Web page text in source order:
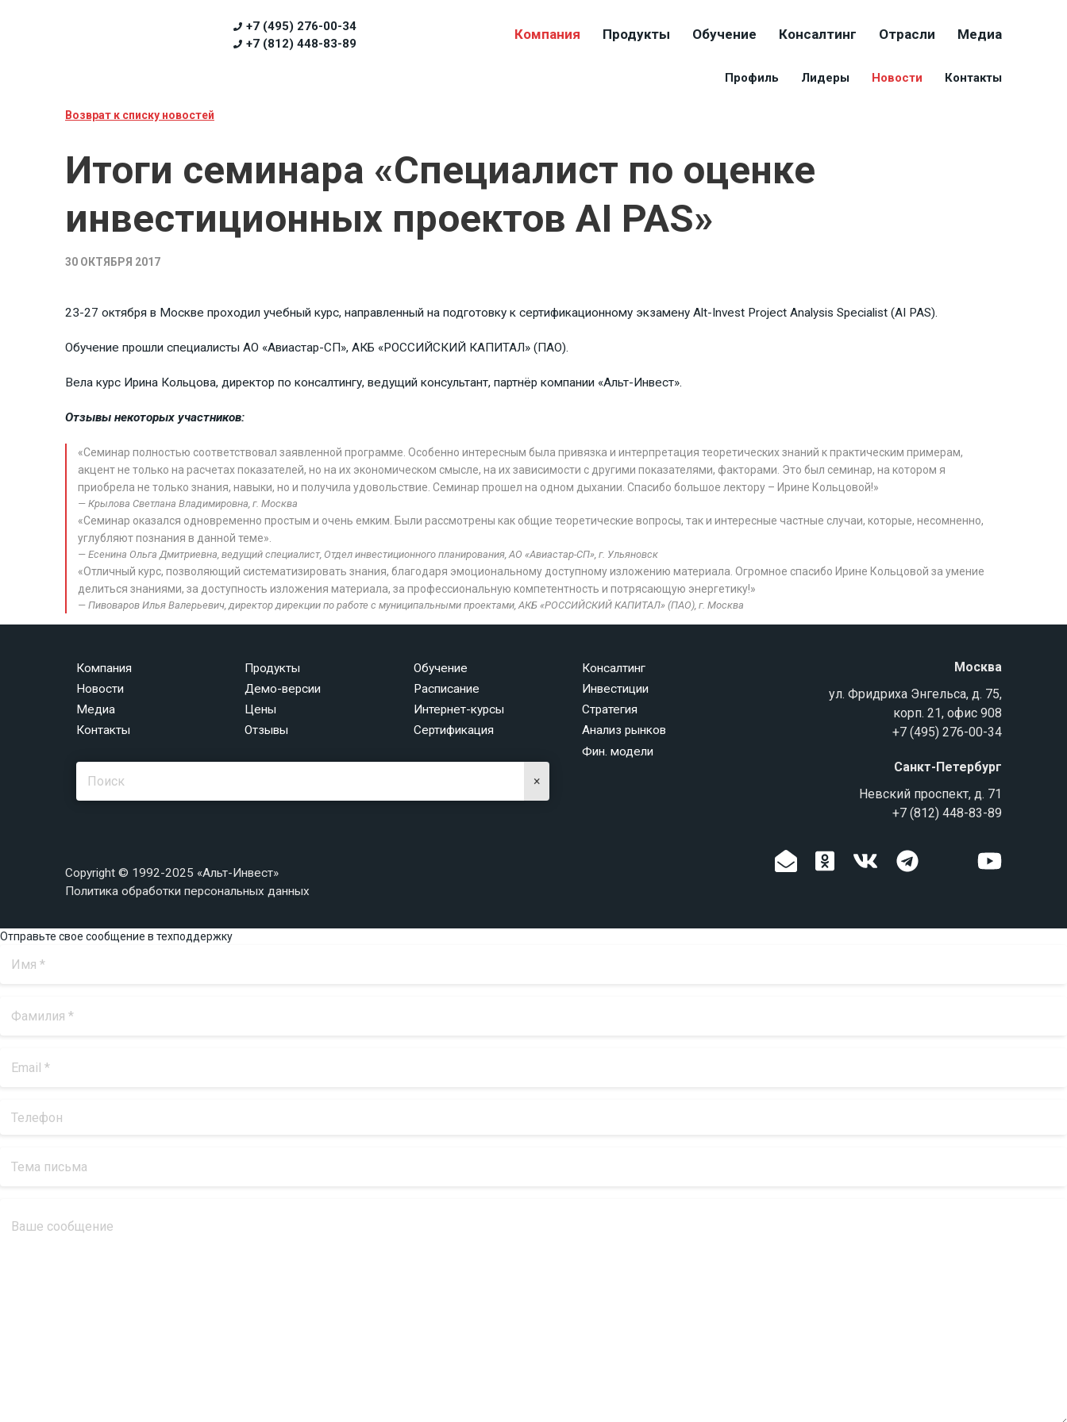
+7 (495) 276-00-34
+7 (812) 448-83-89
Компания Продукты Обучение Консалтинг Отрасли Медиа
Профиль Лидеры Новости Контакты
Возврат к списку новостей
Итоги семинара «Специалист по оценке
инвестиционных проектов AI PAS»
30 ОКТЯБРЯ 2017
23-27 октября в Москве проходил учебный курс, направленный на подготовку к сертификационному экзамену Alt-Invest Project Analysis Specialist (AI PAS).
Обучение прошли специалисты АО «Авиастар-СП», АКБ «РОССИЙСКИЙ КАПИТАЛ» (ПАО).
Вела курс Ирина Кольцова, директор по консалтингу, ведущий консультант, партнёр компании «Альт-Инвест».
Отзывы некоторых участников:
«Семинар полностью соответствовал заявленной программе. Особенно интересным была привязка и интерпретация теоретических знаний к практическим примерам,
акцент не только на расчетах показателей, но на их экономическом смысле, на их зависимости с другими показателями, факторами. Это был семинар, на котором я
приобрела не только знания, навыки, но и получила удовольствие. Семинар прошел на одном дыхании. Спасибо большое лектору – Ирине Кольцовой!»
Крылова Светлана Владимировна, г. Москва
«Семинар оказался одновременно простым и очень емким. Были рассмотрены как общие теоретические вопросы, так и интересные частные случаи, которые, несомненно,
углубляют познания в данной теме».
Есенина Ольга Дмитриевна, ведущий специалист, Отдел инвестиционного планирования, АО «Авиастар-СП», г. Ульяновск
«Отличный курс, позволяющий систематизировать знания, благодаря эмоциональному доступному изложению материала. Огромное спасибо Ирине Кольцовой за умение
делиться знаниями, за доступность изложения материала, за профессиональную компетентность и потрясающую энергетику!»
Пивоваров Илья Валерьевич, директор дирекции по работе с муниципальными проектами, АКБ «РОССИЙСКИЙ КАПИТАЛ» (ПАО), г. Москва
Компания
Новости
Медиа
Контакты
Продукты
Демо-версии
Цены
Отзывы
Обучение
Расписание
Интернет-курсы
Сертификация
Консалтинг
Инвестиции
Стратегия
Анализ рынков
Фин. модели
×
Москва
ул. Фридриха Энгельса, д. 75,
корп. 21, офис 908
+7 (495) 276-00-34
Санкт-Петербург
Невский проспект, д. 71
+7 (812) 448-83-89
Copyright © 1992-2025 «Альт-Инвест»
Политика обработки персональных данных
Отправьте свое сообщение в техподдержку